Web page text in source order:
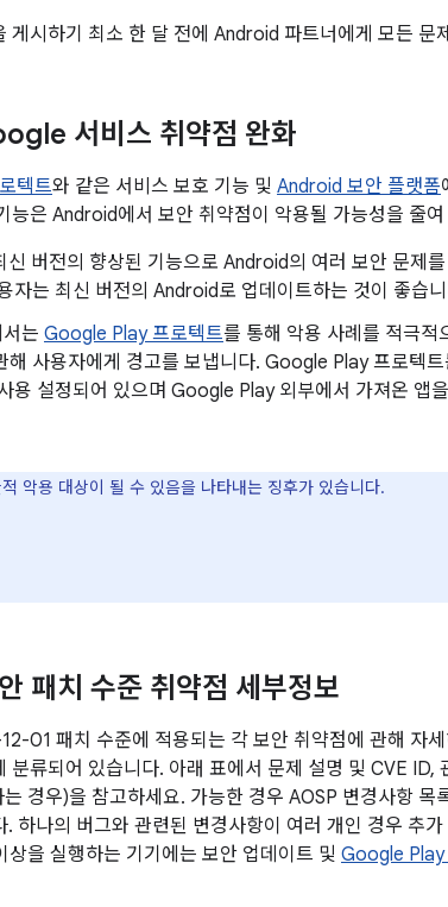
시하기 최소 한 달 전에 Android 파트너에게 모든 문
서비스 취약점 완화
텍트와 같은 서비스 보호 기능 및 Android 보안 플랫폼
능은 Android에서 보안 취약점이 악용될 가능성을 줄
버전의 향상된 기능으로 Android의 여러 보안 문제
자는 최신 버전의 Android로 업데이트하는 것이 좋습
는 Google Play 프로텍트를 통해 악용 사례를 적극적
해 사용자에게 경고를 보냅니다. Google Play 프로텍트
용 설정되어 있으며 Google Play 외부에서 가져온 앱
악용 대상이 될 수 있음을 나타내는 징후가 있습니다.
패치 수준 취약점 세부정보
01 패치 수준에 적용되는 각 보안 취약점에 관해 자
분류되어 있습니다. 아래 표에서 문제 설명 및 CVE ID,
경우)을 참고하세요. 가능한 경우 AOSP 변경사항 목
하나의 버그와 관련된 변경사항이 여러 개인 경우 추
을 실행하는 기기에는 보안 업데이트 및 Google Play